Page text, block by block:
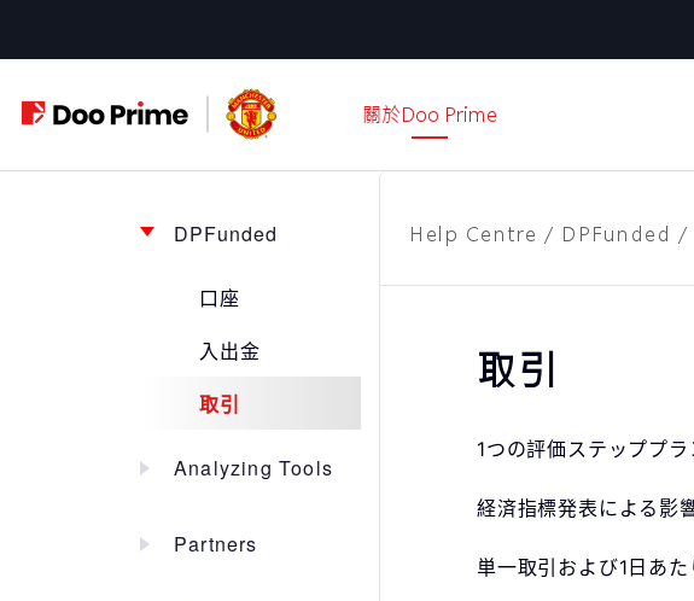
至
要
關於Doo Prime
DPFunded
口座
入出金
取引
Analyzing Tools
Partners
Help Centre / DPFunded /
取引
1つの評価ステッププ
経済指標発表による影
単一取引および1日あ